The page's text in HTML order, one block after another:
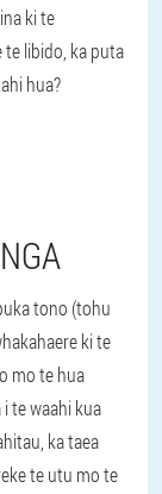
ki te
te libido, ka puta
hua?
tono (tohu
ki te
mo te hua
te waahi kua
ka taea
te utu mo te